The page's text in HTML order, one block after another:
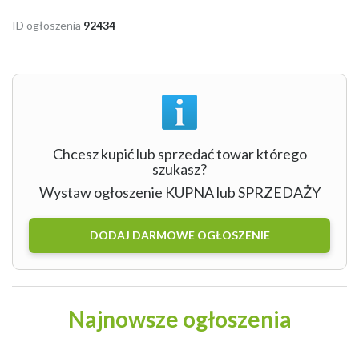
ID ogłoszenia 92434
Chcesz kupić lub sprzedać towar którego
szukasz?
Wystaw ogłoszenie KUPNA lub SPRZEDAŻY
DODAJ DARMOWE OGŁOSZENIE
Najnowsze ogłoszenia